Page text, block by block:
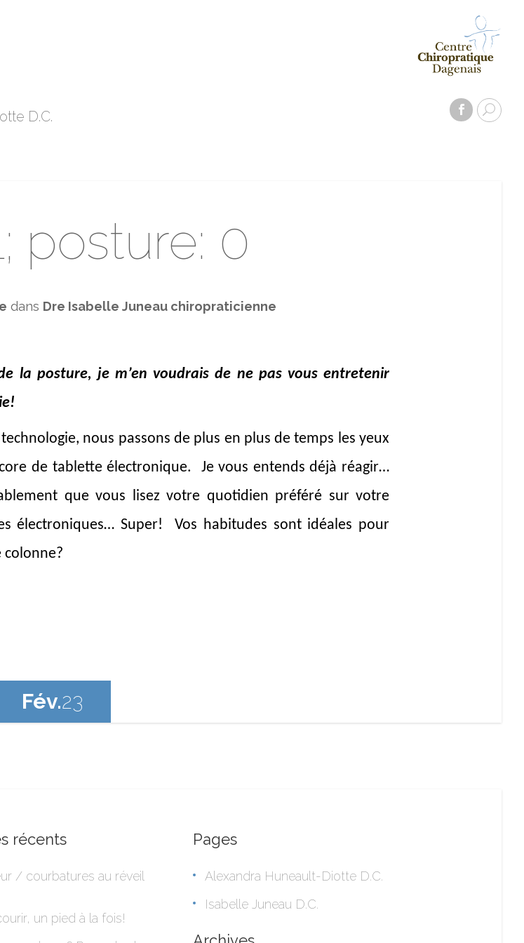
D.C.
posture: 0
dans Dre Isabelle Juneau chiropraticienne
la posture, je m’en voudrais de ne pas vous entretenir
nous passons de plus en plus de temps les yeux
de tablette électronique. Je vous entends déjà réagir…
que vous lisez votre quotidien préféré sur votre
électroniques… Super! Vos habitudes sont idéales pour
colonne?
Fév.23
récents
/ courbatures au réveil
un pied à la fois!
Pages
Alexandra Huneault-Diotte D.C.
Isabelle Juneau D.C.